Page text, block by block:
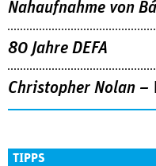
Nahaufnahme von
80 Jahre DEFA
Christopher Nolan –
TIPPS